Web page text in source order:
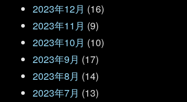
2023年12月 (16)
2023年11月 (9)
2023年10月 (10)
2023年9月 (17)
2023年8月 (14)
2023年7月 (13)